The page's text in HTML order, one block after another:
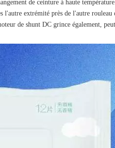
de ceinture à haute
extrémité près de l'autre
de shunt DC grince également,